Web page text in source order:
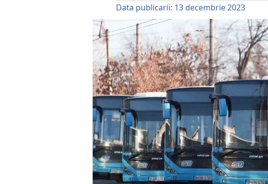
Data publicarii: 13 decembrie 2023